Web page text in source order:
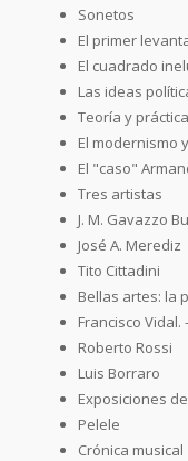
Sonetos
El primer
El cuadrado
Las ideas
Teoría y
El modernismo
El "caso"
Tres artistas
J. M. Gavazzo
José A. Merediz
Tito Cittadini
Bellas artes: la
Francisco
Roberto Rossi
Luis Borraro
Exposiciones
Pelele
Crónica musical